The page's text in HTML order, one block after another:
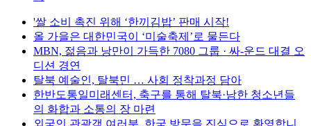
'쌀 소비 촉진 위해 ‘한끼김밥’ 판매 시작!
올 가을은 대한민국이 ‘미술축제’로 물든다
MBN, 젊음과 낭만이 가득한 7080 그룹 · 싸-운드 대결 오
디션 경연
탈북 예술인, 탈북민 … 사회 정착과정 담아
한반도통일미래센터, 축구를 통해 탈북·남한 청소년들
의 화합과 소통의 장 마련
외국인 관광객 여러분, 한국 방문을 진심으로 환영합니